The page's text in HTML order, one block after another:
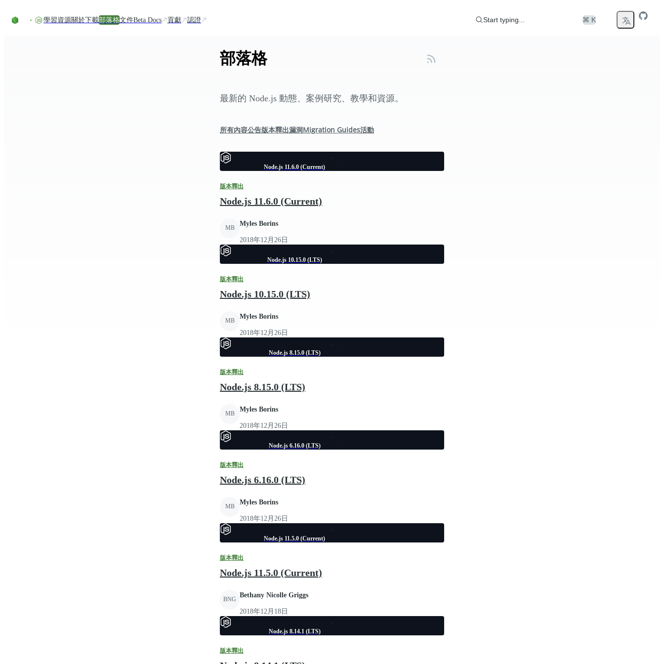
學習資源關於下載部落格文件Beta Docs 貢獻 認證 Start typing... ⌘ K
部落格
最新的 Node.js 動態、案例研究、教學和資源。
所有內容公告版本釋出漏洞Migration Guides活動
Node.js 11.6.0 (Current)
版本釋出
Node.js 11.6.0 (Current)
MB
Myles Borins
2018年12月26日
Node.js 10.15.0 (LTS)
版本釋出
Node.js 10.15.0 (LTS)
MB
Myles Borins
2018年12月26日
Node.js 8.15.0 (LTS)
版本釋出
Node.js 8.15.0 (LTS)
MB
Myles Borins
2018年12月26日
Node.js 6.16.0 (LTS)
版本釋出
Node.js 6.16.0 (LTS)
MB
Myles Borins
2018年12月26日
Node.js 11.5.0 (Current)
版本釋出
Node.js 11.5.0 (Current)
BNG
Bethany Nicolle Griggs
2018年12月18日
Node.js 8.14.1 (LTS)
版本釋出